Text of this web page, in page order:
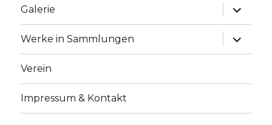
Galerie
Werke in Sammlungen
Verein
Impressum & Kontakt